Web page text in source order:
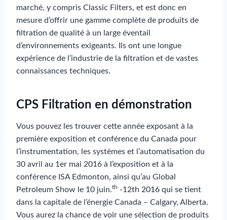
marché, y compris Classic Filters, et est donc en
mesure d’offrir une gamme complète de produits de
filtration de qualité à un large éventail
d’environnements exigeants. Ils ont une longue
expérience de l’industrie de la filtration et de vastes
connaissances techniques.
CPS Filtration en démonstration
Vous pouvez les trouver cette année exposant à la
première exposition et conférence du Canada pour
l’instrumentation, les systèmes et l’automatisation du
30 avril au 1er mai 2016 à l’exposition et à la
conférence ISA Edmonton, ainsi qu’au Global
Petroleum Show le 10 juin.th -12th 2016 qui se tient
dans la capitale de l’énergie Canada – Calgary, Alberta.
Vous aurez la chance de voir une sélection de produits